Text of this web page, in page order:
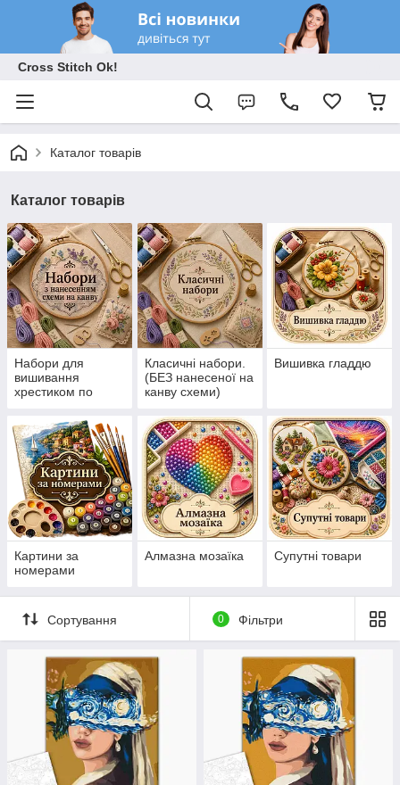
Cross Stitch Ok!
Каталог товарів
Каталог товарів
Набори для
вишивання
хрестиком по
канву схемі
Класичні набори.
(БЕЗ нанесеної на
канву схеми)
Вишивка гладдю
Картини за
номерами
Алмазна мозаїка Супутні товари
Сортування 0 Фільтри